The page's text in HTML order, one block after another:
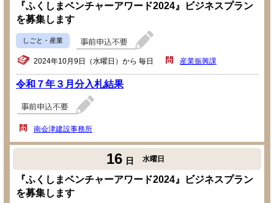
『ふくしまベンチャーアワード2024』ビジネスプラン
を募集します
しごと・産業
2024年10月9日（水曜日）から 毎日 産業振興課
令和７年３月分入札結果
南会津建設事務所
16 日 水曜日
『ふくしまベンチャーアワード2024』ビジネスプラン
を募集します